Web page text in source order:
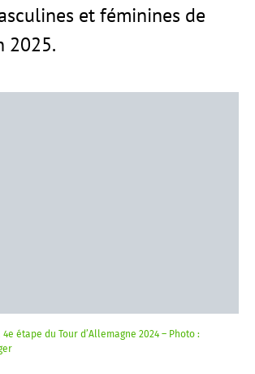
et féminines de
2025.
étape du Tour d’Allemagne 2024 – Photo :